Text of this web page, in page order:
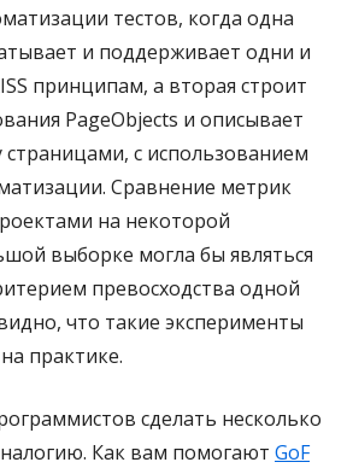
тестов, когда одна
и поддерживает одни и
принципам, а вторая строит
PageObjects и описывает
с использованием
Сравнение метрик
на некоторой
выборке могла бы являться
превосходства одной
что такие эксперименты
практике.
сделать несколько
Как вам помогают GoF